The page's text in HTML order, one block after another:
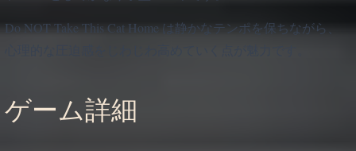
Do NOT Take This Cat Home は静かなテンポを保ちながら、
ゲーム詳細